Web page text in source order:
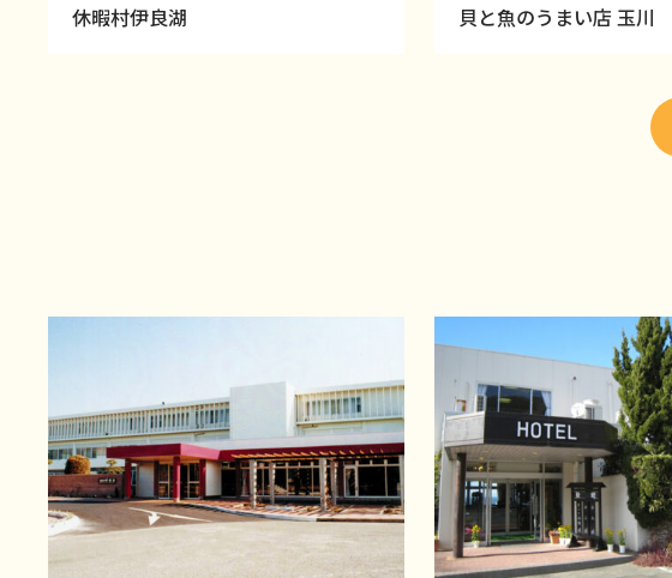
休暇村伊良湖 貝と魚のうまい店 玉川